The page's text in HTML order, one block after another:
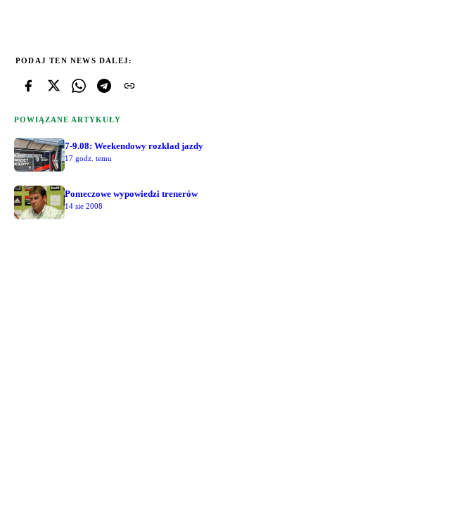
PODAJ TEN NEWS DALEJ:
POWIĄZANE ARTYKUŁY
7-9.08: Weekendowy rozkład jazdy
17 godz. temu
Pomeczowe wypowiedzi trenerów
14 sie 2008